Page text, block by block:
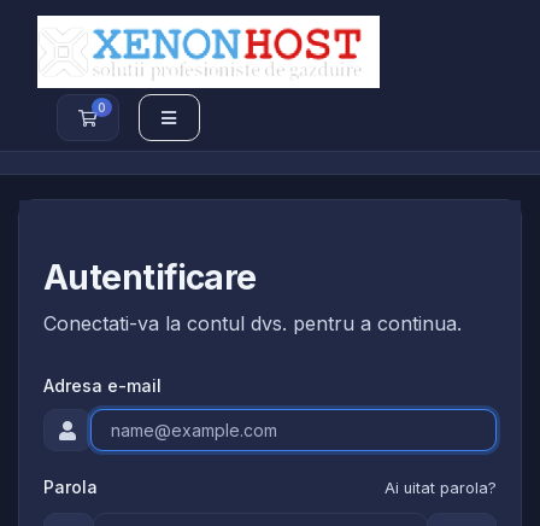
0
Cos de cumparaturi
Autentificare
Conectati-va la contul dvs. pentru a continua.
Adresa e-mail
Parola Ai uitat parola?